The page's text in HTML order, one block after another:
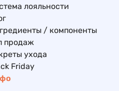
лояльности
/ компоненты
продаж
ухода
Friday